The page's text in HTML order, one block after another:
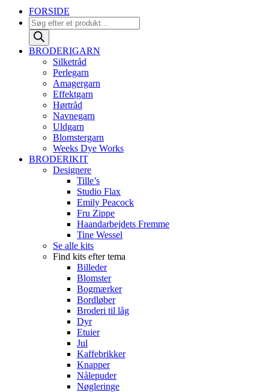
FORSIDE
Products
search
BRODERIGARN
Silketråd
Perlegarn
Amagergarn
Effektgarn
Hørtråd
Navnegarn
Uldgarn
Blomstergarn
Weeks Dye Works
BRODERIKIT
Designere
Tille’s
Studio Flax
Emily Peacock
Fru Zippe
Haandarbejdets Fremme
Tine Wessel
Se alle kits
Find kits efter tema
Billeder
Blomster
Bogmærker
Bordløber
Broderi til låg
Dyr
Etuier
Jul
Kaffebrikker
Knapper
Nålepuder
Nøgleringe